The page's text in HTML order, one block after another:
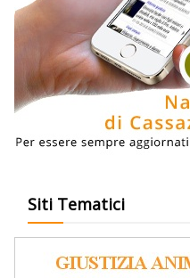
Siti Tematici